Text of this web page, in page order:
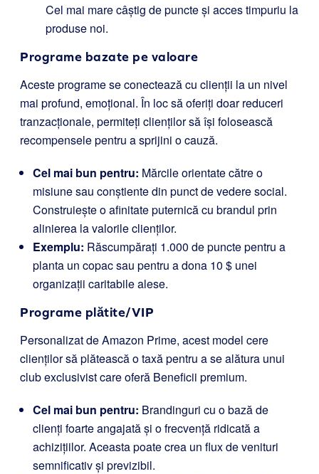
Cel mai mare câștig de puncte și acces timpuriu la
produse noi.
Programe bazate pe valoare
Aceste programe se conectează cu clienții la un nivel
mai profund, emoțional. În loc să oferiți doar reduceri
tranzacționale, permiteți clienților să își folosească
recompensele pentru a sprijini o cauză.
Cel mai bun pentru: Mărcile orientate către o
misiune sau conștiente din punct de vedere social.
Construiește o afinitate puternică cu brandul prin
alinierea la valorile clienților.
Exemplu: Răscumpărați 1.000 de puncte pentru a
planta un copac sau pentru a dona 10 $ unei
organizații caritabile alese.
Programe plătite/VIP
Personalizat de Amazon Prime, acest model cere
clienților să plătească o taxă pentru a se alătura unui
club exclusivist care oferă Beneficii premium.
Cel mai bun pentru: Brandinguri cu o bază de
clienți foarte angajată și o frecvență ridicată a
achizițiilor. Aceasta poate crea un flux de venituri
semnificativ și previzibil.